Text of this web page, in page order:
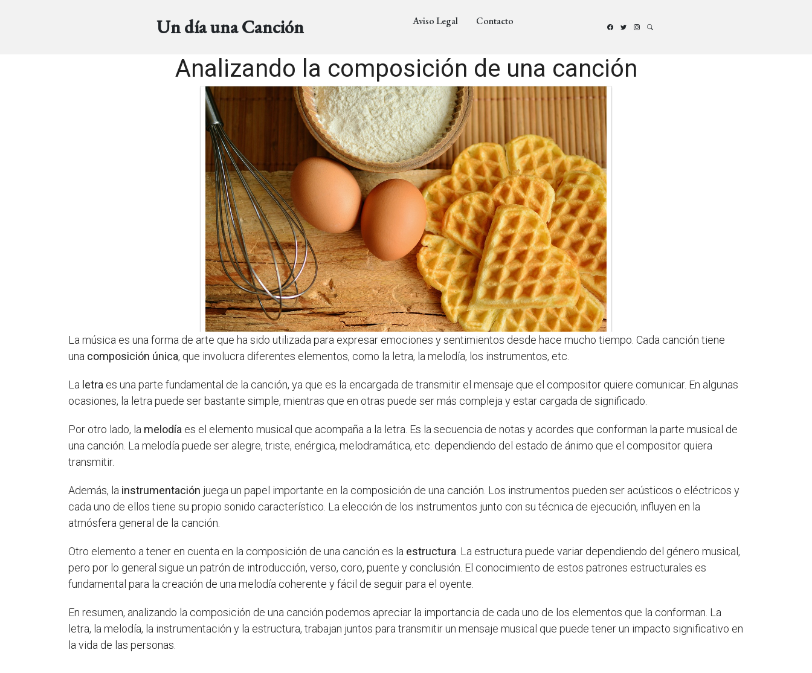
Un día una Canción Aviso Legal Contacto
Analizando la composición de una canción
La música es una forma de arte que ha sido utilizada para expresar emociones y sentimientos desde hace mucho tiempo. Cada canción tiene
una composición única, que involucra diferentes elementos, como la letra, la melodía, los instrumentos, etc.
La letra es una parte fundamental de la canción, ya que es la encargada de transmitir el mensaje que el compositor quiere comunicar. En algunas
ocasiones, la letra puede ser bastante simple, mientras que en otras puede ser más compleja y estar cargada de significado.
Por otro lado, la melodía es el elemento musical que acompaña a la letra. Es la secuencia de notas y acordes que conforman la parte musical de
una canción. La melodía puede ser alegre, triste, enérgica, melodramática, etc. dependiendo del estado de ánimo que el compositor quiera
transmitir.
Además, la instrumentación juega un papel importante en la composición de una canción. Los instrumentos pueden ser acústicos o eléctricos y
cada uno de ellos tiene su propio sonido característico. La elección de los instrumentos junto con su técnica de ejecución, influyen en la
atmósfera general de la canción.
Otro elemento a tener en cuenta en la composición de una canción es la estructura . La estructura puede variar dependiendo del género musical,
pero por lo general sigue un patrón de introducción, verso, coro, puente y conclusión. El conocimiento de estos patrones estructurales es
fundamental para la creación de una melodía coherente y fácil de seguir para el oyente.
En resumen, analizando la composición de una canción podemos apreciar la importancia de cada uno de los elementos que la conforman. La
letra, la melodía, la instrumentación y la estructura, trabajan juntos para transmitir un mensaje musical que puede tener un impacto significativo en
la vida de las personas.